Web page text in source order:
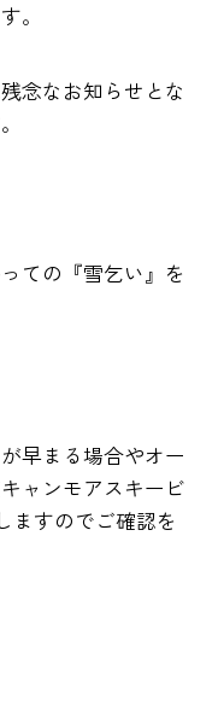
。
念なお知らせとな
ての『雪乞い』を
早まる場合やオー
ャンモアスキービ
ますのでご確認を